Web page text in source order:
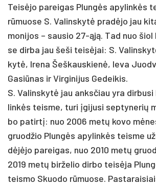
Teisė­jo pa­rei­gas Plungės apy­linkės
rūmuo­se S. Va­lins­kytė pra­dėjo jau
mo­ni­jos – sau­sio 27-ąją. Tad nuo
se dir­ba jau še­ši teisė­jai: S.
kytė, Ire­na Šeš­kaus­kienė, Ie­va
Ga­siū­nas ir Vir­gi­ni­jus Ge­dei­kis.
S. Va­lins­kytė jau anks­čiau yra
linkės teis­me, tu­ri įgi­ju­si sep­ty­ne­rių
bo pa­tirtį: nuo 2006 metų ko­vo
gruod­žio Plungės apy­linkės teis­me
dėjėjo pa­rei­gas, nuo 2010 metų
2019 metų bir­že­lio dir­bo teisė­ja
teis­mo Skuo­do rūmuo­se.